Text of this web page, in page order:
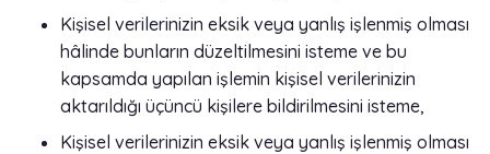
Kişisel verilerinizin eksik veya yanlış işlenmiş olması
hâlinde bunların düzeltilmesini isteme ve bu
kapsamda yapılan işlemin kişisel verilerinizin
aktarıldığı üçüncü kişilere bildirilmesini isteme,
Kişisel verilerinizin eksik veya yanlış işlenmiş olması